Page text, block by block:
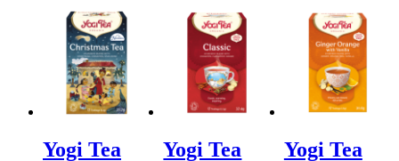
antal
antal
Yogi Tea Yogi Tea Yogi Tea